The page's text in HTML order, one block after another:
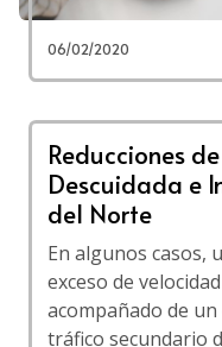
06/02/2020
Reducciones
Descuidada e
del Norte
En algunos casos,
exceso de
acompañado de
tráfico secundario